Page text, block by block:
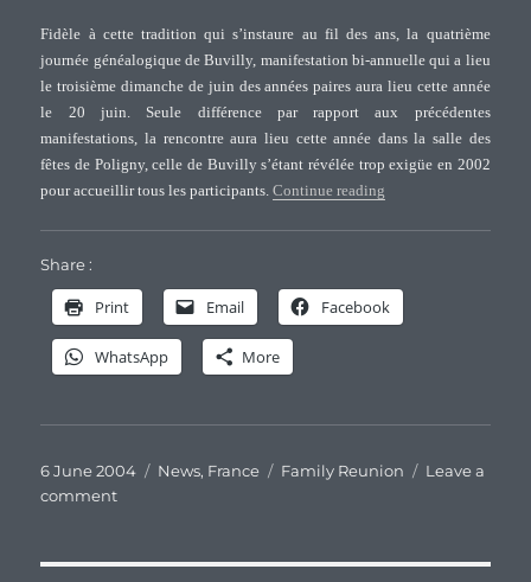
of
Pasteur
families
Fidèle à cette tradition qui s’instaure au fil des ans, la quatrième
journée généalogique de Buvilly, manifestation bi-annuelle qui a lieu
le troisième dimanche de juin des années paires aura lieu cette année
le 20 juin. Seule différence par rapport aux précédentes
manifestations, la rencontre aura lieu cette année dans la salle des
fêtes de Poligny, celle de Buvilly s’étant révélée trop exigüe en 2002
pour accueillir tous les participants.Continue reading
Share :
Print Email Facebook
WhatsApp More
Posted
on
6 June 2004 Categories
News, France Tags
Family Reunion
Leave a
commenton
”Retrouvez